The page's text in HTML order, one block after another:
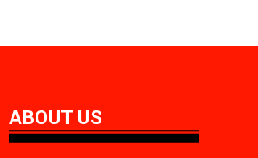
ABOUT US